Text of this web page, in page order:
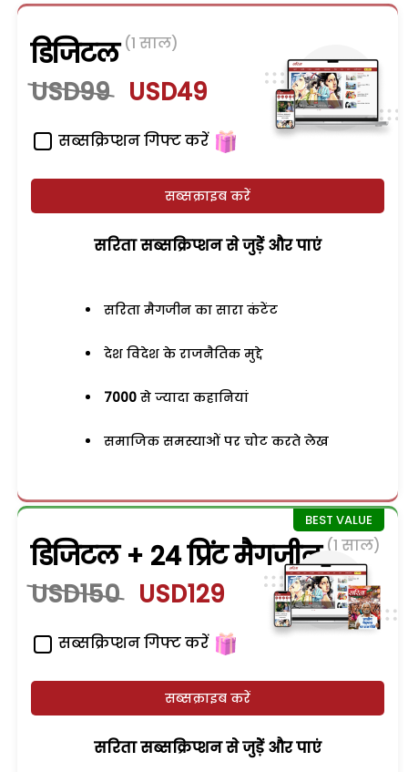
डिजिटल (1 साल)
USD99 USD49
सब्सक्रिप्शन गिफ्ट करें
सब्सक्राइब करें
सरिता सब्सक्रिप्शन से जुड़ेें और पाएं
सरिता मैगजीन का सारा कंटेंट
देश विदेश के राजनैतिक मुद्दे
7000 से ज्यादा कहानियां
समाजिक समस्याओं पर चोट करते लेख
डिजिटल + 24 प्रिंट मैगजीन (1 साल)
USD150 USD129
सब्सक्रिप्शन गिफ्ट करें
सब्सक्राइब करें
सरिता सब्सक्रिप्शन से जुड़ेें और पाएं